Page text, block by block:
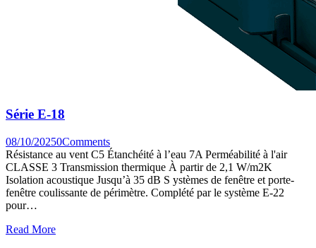
Série E-18
08/10/20250Comments
Résistance au vent C5 Étanchéité à l’eau 7A Perméabilité à l'air
CLASSE 3 Transmission thermique À partir de 2,1 W/m2K
Isolation acoustique Jusqu’à 35 dB S ystèmes de fenêtre et porte-
fenêtre coulissante de périmètre. Complété par le système E-22
pour…
Read More